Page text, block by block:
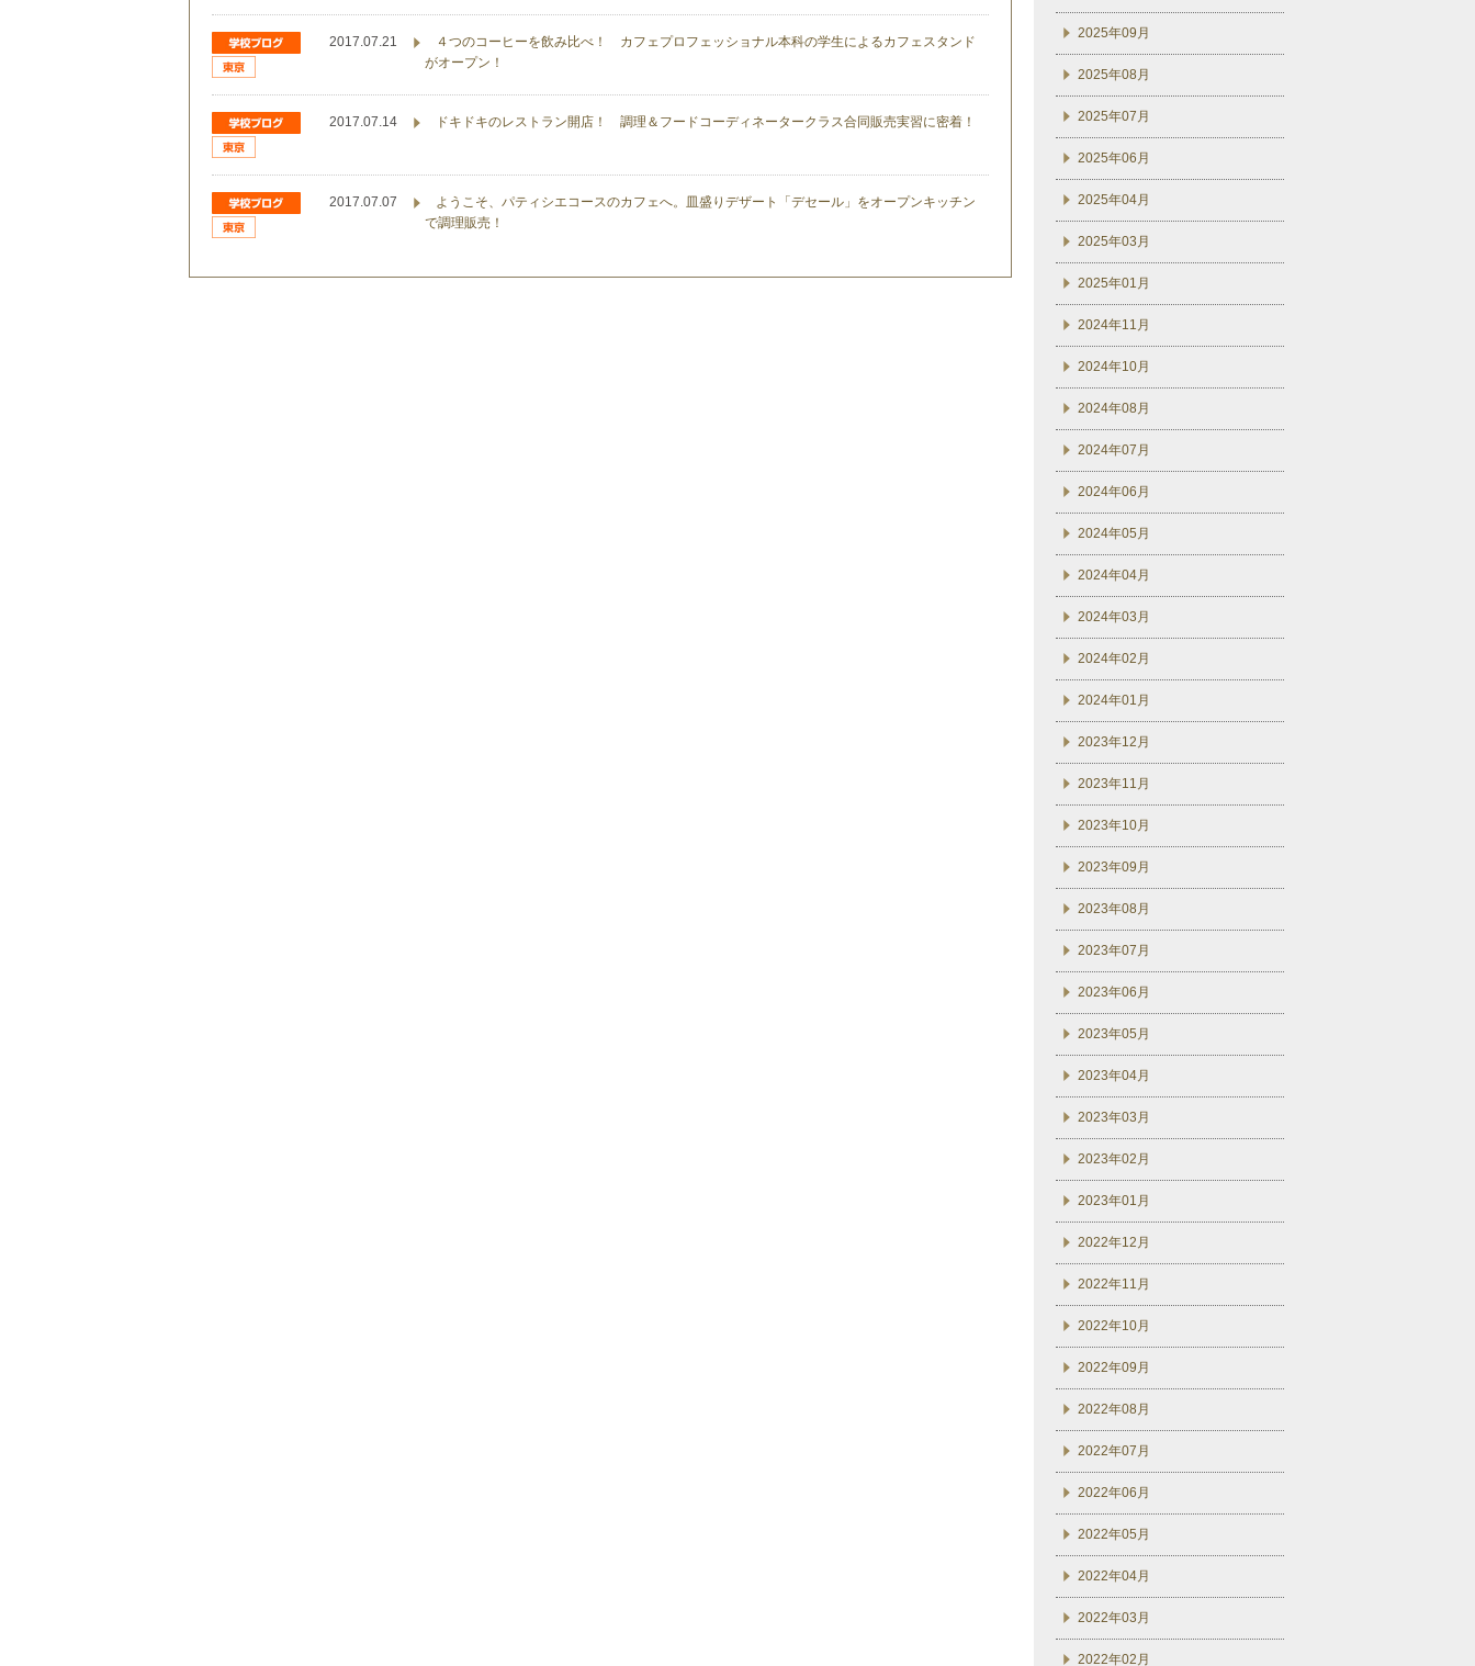
2017.07.21
４つのコーヒーを飲み比べ！ カフェプロフェッショナル本科の学生によるカフェスタンド
がオープン！
2017.07.14 ドキドキのレストラン開店！ 調理＆フードコーディネータークラス合同販売実習に密着！
2017.07.07
ようこそ、パティシエコースのカフェへ。皿盛りデザート「デセール」をオープンキッチン
で調理販売！
2025年09月
2025年08月
2025年07月
2025年06月
2025年04月
2025年03月
2025年01月
2024年11月
2024年10月
2024年08月
2024年07月
2024年06月
2024年05月
2024年04月
2024年03月
2024年02月
2024年01月
2023年12月
2023年11月
2023年10月
2023年09月
2023年08月
2023年07月
2023年06月
2023年05月
2023年04月
2023年03月
2023年02月
2023年01月
2022年12月
2022年11月
2022年10月
2022年09月
2022年08月
2022年07月
2022年06月
2022年05月
2022年04月
2022年03月
2022年02月